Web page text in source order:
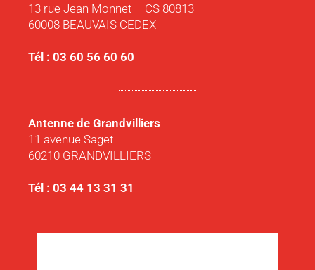
13 rue Jean Monnet – CS 80813
60008 BEAUVAIS CEDEX
Tél : 03 60 56 60 60
Antenne de Grandvilliers
11 avenue Saget
60210 GRANDVILLIERS
Tél : 03 44 13 31 31